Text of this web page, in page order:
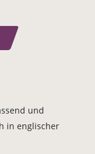
und
in englischer